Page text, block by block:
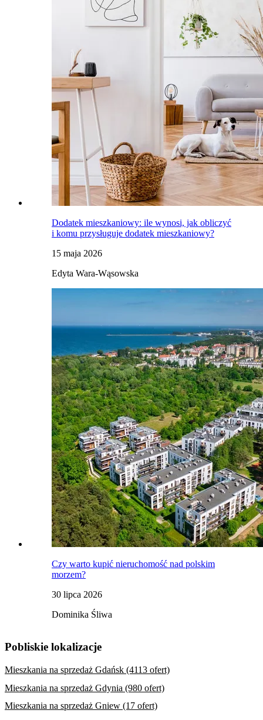
Dodatek mieszkaniowy: ile wynosi, jak obliczyć
i komu przysługuje dodatek mieszkaniowy?
15 maja 2026
Edyta Wara-Wąsowska
Czy warto kupić nieruchomość nad polskim
morzem?
30 lipca 2026
Dominika Śliwa
Pobliskie lokalizacje
Mieszkania na sprzedaż Gdańsk (4113 ofert)
Mieszkania na sprzedaż Gdynia (980 ofert)
Mieszkania na sprzedaż Gniew (17 ofert)